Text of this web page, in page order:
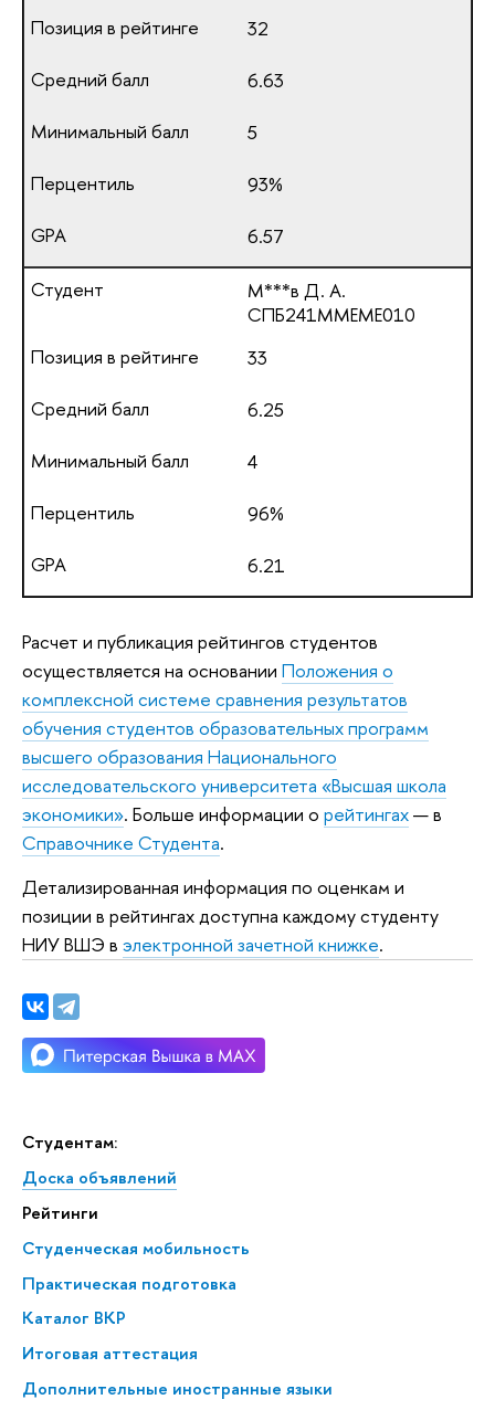
Студентам:
Доска объявлений
Рейтинги
Студенческая мобильность
Практическая подготовка
Каталог ВКР
Итоговая аттестация
Дополнительные иностранные языки
32
6.63
5
93%
6.57
М***в Д. А.
СПБ241ММЕМЕ010
33
6.25
4
96%
6.21
Расчет и публикация рейтингов студентов
осуществляется на основании Положения о
комплексной системе сравнения результатов
обучения студентов образовательных программ
высшего образования Национального
исследовательского университета «Высшая школа
экономики». Больше информации о рейтингах— в
Справочнике Студента.
Детализированная информация по оценкам и
позиции в рейтингах доступна каждому студенту
НИУ ВШЭ в электронной зачетной книжке.